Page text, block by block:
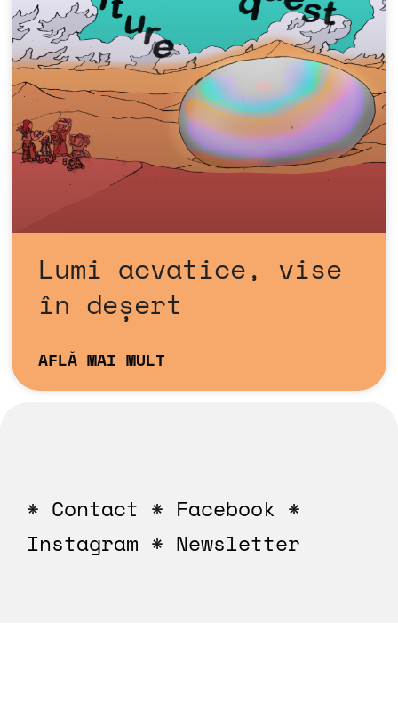
Lumi acvatice, vise
în deșert
AFLĂ MAI MULT
* Contact * Facebook *
Instagram * Newsletter